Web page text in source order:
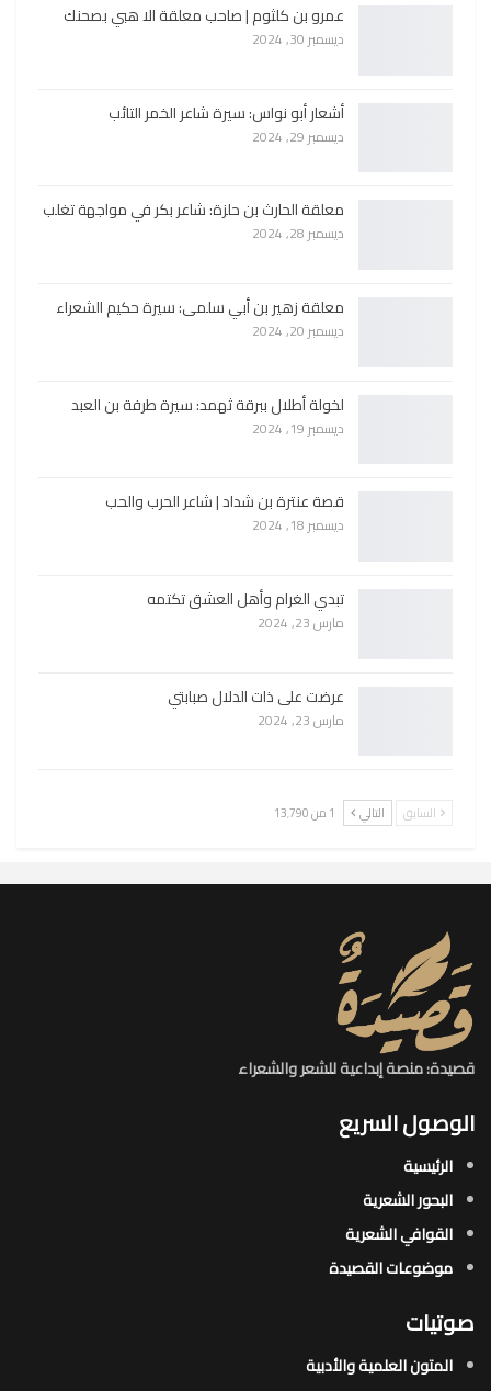
عمرو بن كلثوم | صاحب معلقة الا هبي بصحنك
ديسمبر 30, 2024
أشعار أبو نواس: سيرة شاعر الخمر التائب
ديسمبر 29, 2024
معلقة الحارث بن حلزة: شاعر بكر في مواجهة تغلب
ديسمبر 28, 2024
معلقة زهير بن أبي سلمى: سيرة حكيم الشعراء
ديسمبر 20, 2024
لخولة أطلال ببرقة ثهمد: سيرة طرفة بن العبد
ديسمبر 19, 2024
قصة عنترة بن شداد | شاعر الحرب والحب
ديسمبر 18, 2024
تبدي الغرام وأهل العشق تكتمه
مارس 23, 2024
عرضت على ذات الدلال صبابتي
مارس 23, 2024
السابق التالي 1 من 13٬790
قصيدة: منصة إبداعية للشعر والشعراء
الوصول السريع
الرئيسية
البحور الشعرية​
القوافي الشعرية​
موضوعات القصيدة​
صوتيات
المتون العلمية والأدبية